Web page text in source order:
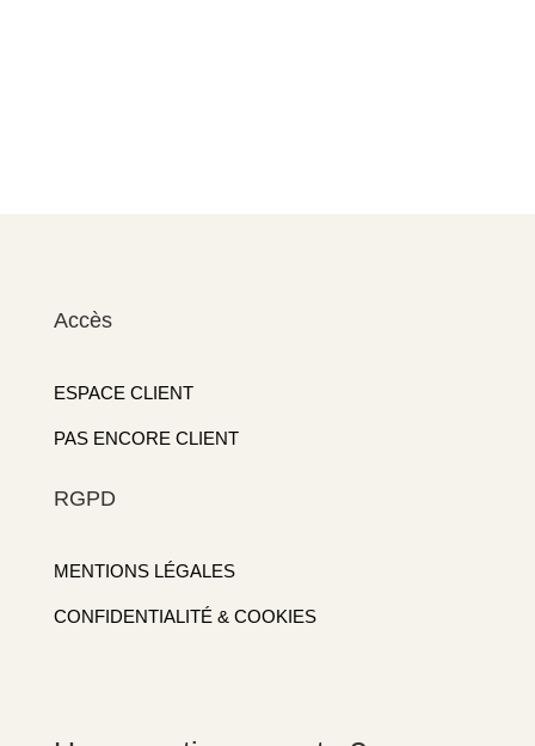
Accès
ESPACE CLIENT
PAS ENCORE CLIENT
RGPD
MENTIONS LÉGALES
CONFIDENTIALITÉ & COOKIES